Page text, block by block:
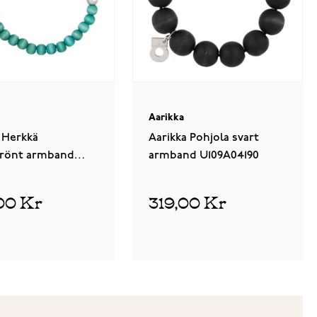
armband
Kr
Aarikka
Aarikka Pohjola svart
armband U109A04190
319,00 Kr